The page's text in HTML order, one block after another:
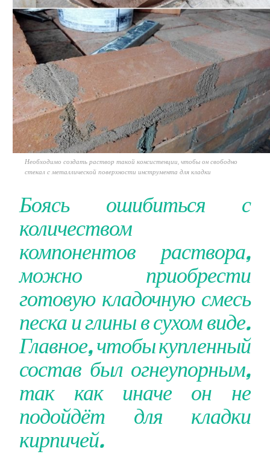
Необходимо создать раствор такой консистенции, чтобы он свободно
стекал с металлической поверхности инструмента для кладки
Боясь ошибиться с
количеством
компонентов раствора,
можно приобрести
готовую кладочную смесь
песка и глины в сухом виде.
Главное, чтобы купленный
состав был огнеупорным,
так как иначе он не
подойдёт для кладки
кирпичей.